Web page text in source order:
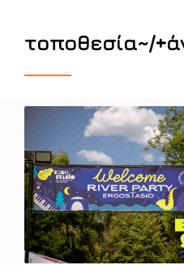
τοποθεσία~/